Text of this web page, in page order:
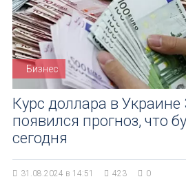
Бизнес
Курс доллара в Украине
появился прогноз, что
сегодня
31.08.2024 в 14:51 423 0